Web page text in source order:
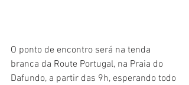
O ponto de encontro será na tenda
branca da Route Portugal, na Praia do
Dafundo, a partir das 9h, esperando todo